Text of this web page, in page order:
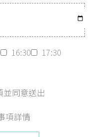
16:30
17:30
同意送出
項詳情